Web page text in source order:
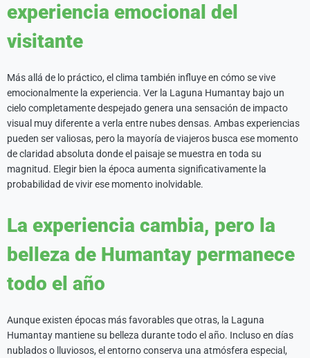
experiencia emocional del
visitante
Más allá de lo práctico, el clima también influye en cómo se vive
emocionalmente la experiencia. Ver la Laguna Humantay bajo un
cielo completamente despejado genera una sensación de impacto
visual muy diferente a verla entre nubes densas. Ambas experiencias
pueden ser valiosas, pero la mayoría de viajeros busca ese momento
de claridad absoluta donde el paisaje se muestra en toda su
magnitud. Elegir bien la época aumenta significativamente la
probabilidad de vivir ese momento inolvidable.
La experiencia cambia, pero la
belleza de Humantay permanece
todo el año
Aunque existen épocas más favorables que otras, la Laguna
Humantay mantiene su belleza durante todo el año. Incluso en días
nublados o lluviosos, el entorno conserva una atmósfera especial,